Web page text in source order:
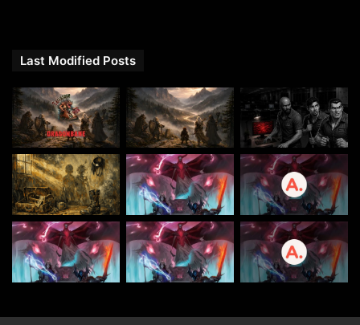
Last Modified Posts